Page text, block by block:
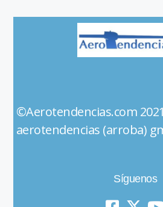
aerotendencias (arroba)
Síguenos